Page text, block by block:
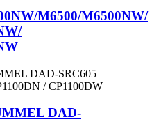
M6500/M6500NW/
DAD-